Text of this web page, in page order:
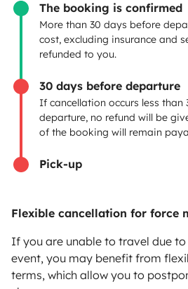
The booking is confirmed
More than 30 days before
cost, excluding insurance and
refunded to you.
30 days before departure
If cancellation occurs less than
departure, no refund will be
of the booking will remain
Pick-up
Flexible cancellation for force
If you are unable to travel due
event, you may benefit from
terms, which allow you to
Rental Agreement
Insurance for hiring out
Breakdown assistance
Help Centre for owners
Pay in instalments
Download in